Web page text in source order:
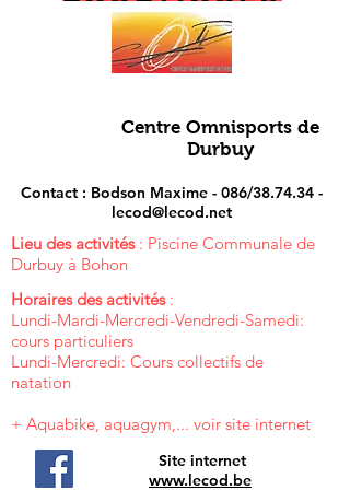
Centre Omnisports de
Durbuy
Contact : Bodson Maxime - 086/38.74.34 -
lecod@lecod.net
Lieu des activités : Piscine Communale de
Durbuy à Bohon
Horaires des activités :
Lundi-Mardi-Mercredi-Vendredi-Samedi:
cours particuliers
Lundi-Mercredi: Cours collectifs de
natation
+ Aquabike, aquagym,... voir site internet
Site internet
www.lecod.be